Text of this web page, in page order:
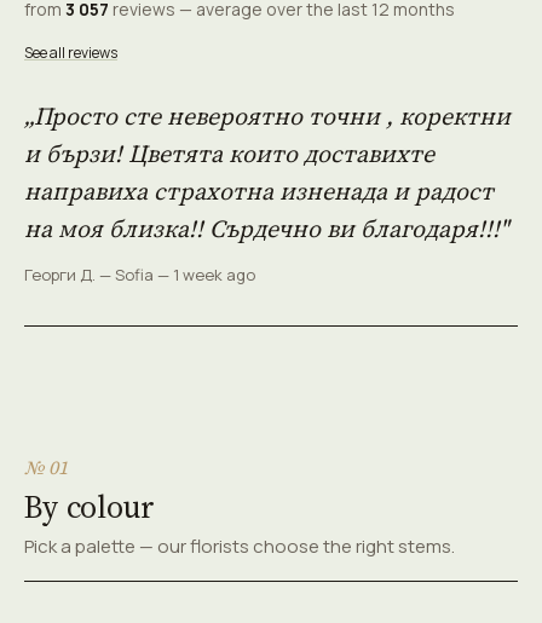
from 3 057 reviews — average over the last 12 months
See all reviews
„Просто сте невероятно точни , коректни
и бързи! Цветята които доставихте
направиха страхотна изненада и радост
на моя близка!! Сърдечно ви благодаря!!!"
Георги Д. — Sofia — 1 week ago
№ 01
By colour
Pick a palette — our florists choose the right stems.